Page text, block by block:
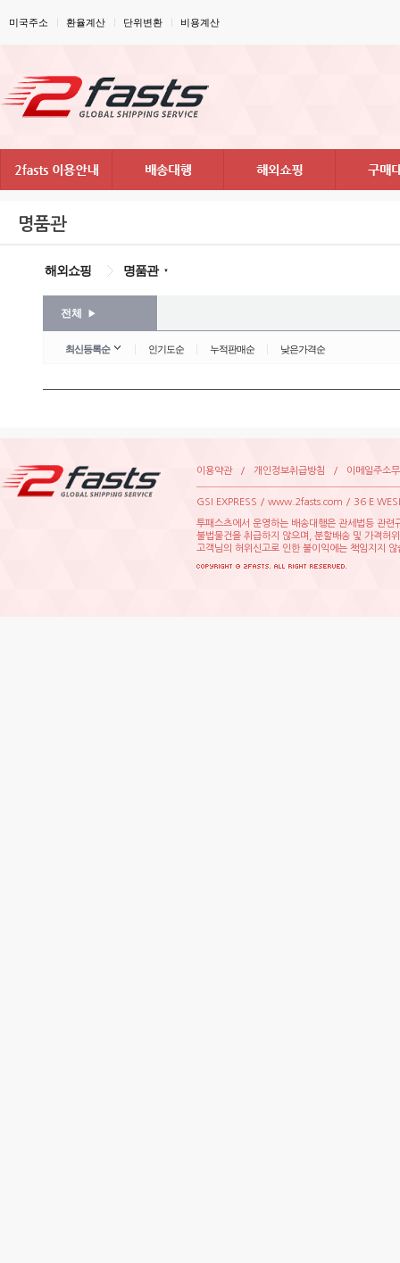
미국주소 환율계산 단위변환 비용계산
명품관
해외쇼핑 명품관 ▼
전체 ▶
최신등록순 인기도순 누적판매순 낮은가격순
이용약관/ 개인정보취급방침 / 이메일주소
GSIEXPRESS/www.2fasts.com/
투패스츠에서운영하는배송대행은관세법등관련
불법물건을취급하지않으며,분할배송및가격허
고객님의허위신고로인한불이익에는책임지지않